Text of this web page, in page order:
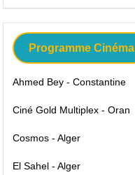
Programme Cinéma
Ahmed Bey - Constantine
Ciné Gold Multiplex - Oran
Cosmos - Alger
El Sahel - Alger